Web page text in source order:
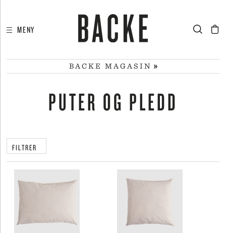
MENY
BACKE MAGASIN
PUTER OG PLEDD
FILTRER